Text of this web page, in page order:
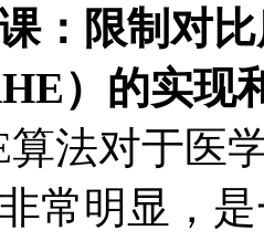
：限制对
）的实现
算法对于医
常明显，